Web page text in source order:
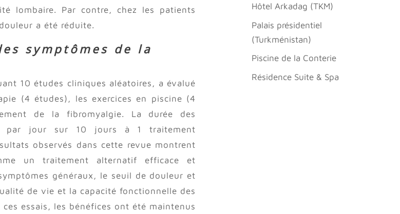
lombaire. Par contre, chez les patients
a été réduite.
symptômes de la
10 études cliniques aléatoires, a évalué
(4 études), les exercices en piscine (4
de la fibromyalgie. La durée des
par jour sur 10 jours à 1 traitement
observés dans cette revue montrent
un traitement alternatif efficace et
généraux, le seuil de douleur et
de vie et la capacité fonctionnelle des
essais, les bénéfices ont été maintenus
Hôtel Arkadag (TKM)
Palais présidentiel
(Turkménistan)
Piscine de la Conterie
Résidence Suite & Spa